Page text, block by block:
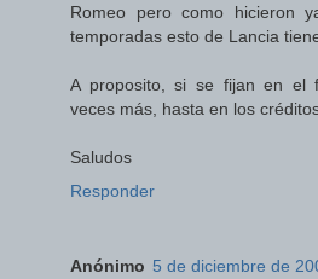
Romeo pero como hicieron
temporadas esto de Lancia
A proposito, si se fijan en el
veces más, hasta en los
Saludos
Responder
Anónimo 5 de diciembre de